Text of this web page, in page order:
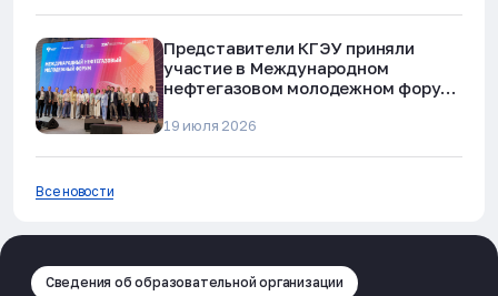
Представители КГЭУ приняли
участие в Международном
нефтегазовом молодежном форуме
19 июля 2026
Все новости
Сведения об образовательной организации